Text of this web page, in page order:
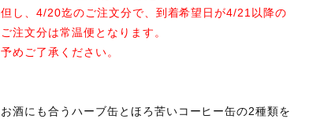
但し、4/20迄のご注文分で、到着希望日が4/21以降の
ご注文分は常温便となります。
予めご了承ください。
お酒にも合うハーブ缶とほろ苦いコーヒー缶の2種類を